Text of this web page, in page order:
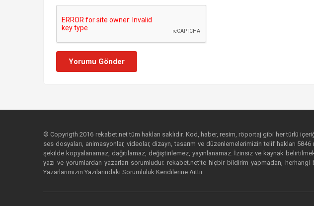
Yorumu Gönder
© Copyrigth 2016 rekabet.net tüm hakları saklıdır. Kod, haber, resim, röportaj gibi her türlü
ses dosyaları, animasyonlar, videolar, dizayn, tasarım ve düzenlemelerimizin telif hakları
şekilde kopyalanamaz, dağıtılamaz, değiştirilemez, yayınlanamaz. İzinsiz ve kaynak
yazı ve yorumlardan yazarları sorumludur. rekabet.net’te hiçbir bildirim yapmadan,
Yazarlarımızın Yazılarındaki Sorumluluk Kendilerine Aittir.